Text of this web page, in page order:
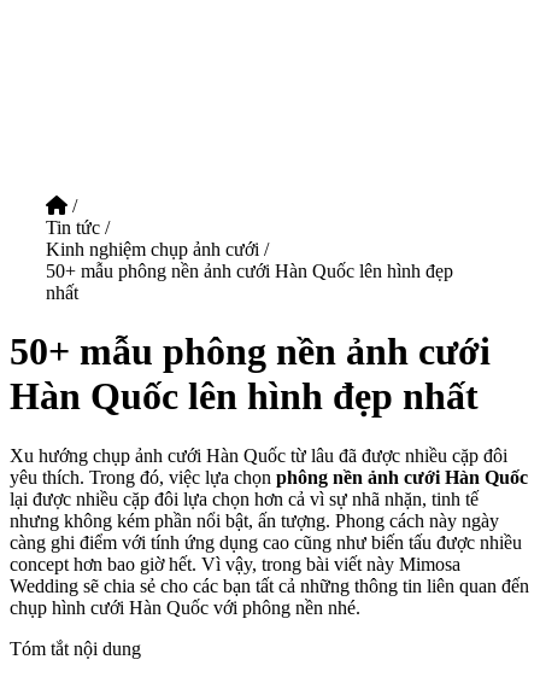
/
Tin tức /
Kinh nghiệm chụp ảnh cưới /
50+ mẫu phông nền ảnh cưới Hàn Quốc lên hình đẹp
nhất
50+ mẫu phông nền ảnh cưới
Hàn Quốc lên hình đẹp nhất
Xu hướng chụp ảnh cưới Hàn Quốc từ lâu đã được nhiều cặp đôi
yêu thích. Trong đó, việc lựa chọn phông nền ảnh cưới Hàn Quốc
lại được nhiều cặp đôi lựa chọn hơn cả vì sự nhã nhặn, tinh tế
nhưng không kém phần nổi bật, ấn tượng. Phong cách này ngày
càng ghi điểm với tính ứng dụng cao cũng như biến tấu được nhiều
concept hơn bao giờ hết. Vì vậy, trong bài viết này Mimosa
Wedding sẽ chia sẻ cho các bạn tất cả những thông tin liên quan đến
chụp hình cưới Hàn Quốc với phông nền nhé.
Tóm tắt nội dung